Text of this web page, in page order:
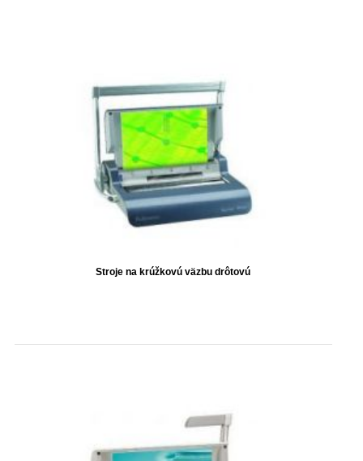
Stroje na krúžkovú väzbu drôtovú